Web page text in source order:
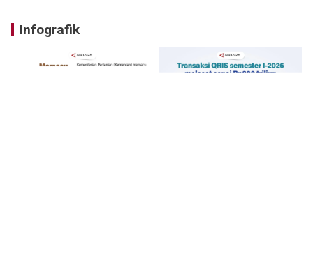
Infografik